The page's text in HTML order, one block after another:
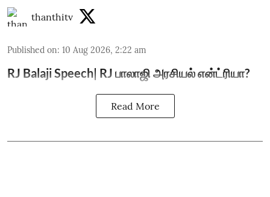
thanthitv
Published on: 10 Aug 2026, 2:22 am
RJ Balaji Speech| RJ பாலாஜி அரசியல் என்ட்ரியா?
Read More